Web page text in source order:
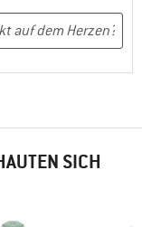
SICH